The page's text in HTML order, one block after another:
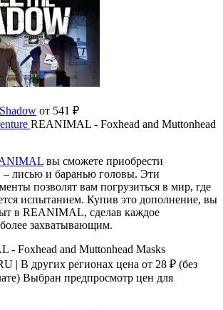
от 541 ₽
REANIMAL - Foxhead and Muttonhead
вы сможете приобрести
– лисью и баранью головы. Эти
позволят вам погрузиться в мир, где
испытанием. Купив это дополнение, вы
в REANIMAL, сделав каждое
захватывающим.
- Foxhead and Muttonhead Masks
| В других регионах цена от 28 ₽ (без
Выбран предпросмотр цен для